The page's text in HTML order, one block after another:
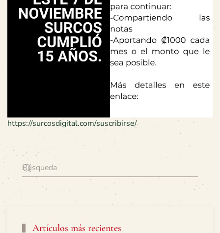
https://surcosdigital.com/suscribirse/
Artículos más recientes